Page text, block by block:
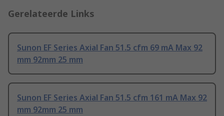
Gerelateerde Links
Sunon EF Series Axial Fan 51.5 cfm 69 mA Max 92
mm 92mm 25 mm
Sunon EF Series Axial Fan 51.5 cfm 161 mA Max 92
mm 92mm 25 mm